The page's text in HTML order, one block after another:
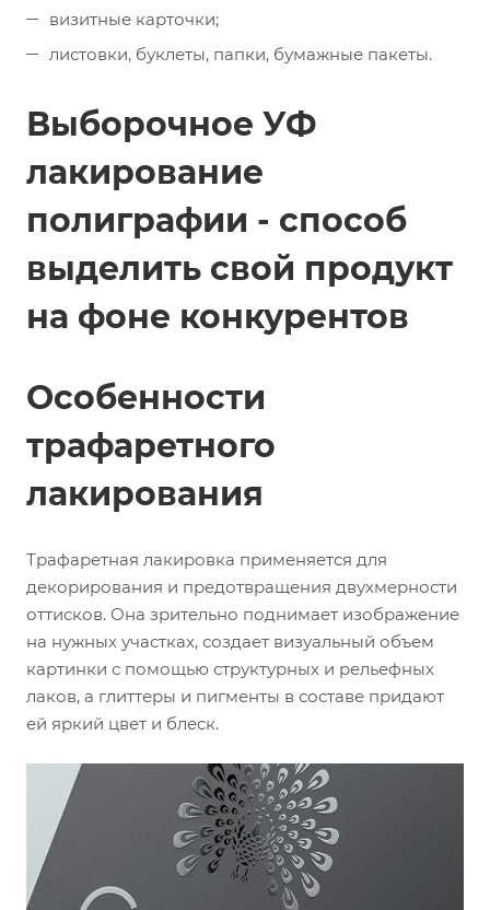
визитные карточки;
листовки, буклеты, папки, бумажные пакеты.
Выборочное УФ
лакирование
полиграфии - способ
выделить свой продукт
на фоне конкурентов
Особенности
трафаретного
лакирования
Трафаретная лакировка применяется для
декорирования и предотвращения двухмерности
оттисков. Она зрительно поднимает изображение
на нужных участках, создает визуальный объем
картинки с помощью структурных и рельефных
лаков, а глиттеры и пигменты в составе придают
ей яркий цвет и блеск.